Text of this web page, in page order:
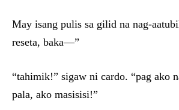
May isang pulis sa gilid na nag-
reseta, baka—”
“tahimik!” sigaw ni cardo. “pag ako
pala, ako masisisi!”